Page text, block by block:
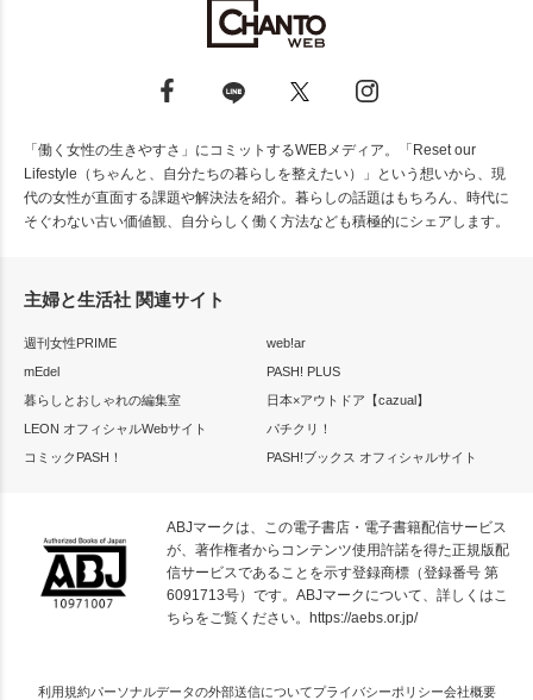
「働く女性の生きやすさ」にコミットするWEBメディア。「Reset our
Lifestyle（ちゃんと、自分たちの暮らしを整えたい）」という想いから、現
代の女性が直面する課題や解決法を紹介。暮らしの話題はもちろん、時代に
そぐわない古い価値観、自分らしく働く方法なども積極的にシェアします。
主婦と生活社 関連サイト
週刊女性PRIME
web!ar
mEdel
PASH! PLUS
暮らしとおしゃれの編集室
日本×アウトドア【cazual】
LEON オフィシャルWebサイト
パチクリ！
コミックPASH！
PASH!ブックス オフィシャルサイト
ABJマークは、この電子書店・電子書籍配信サービス
が、著作権者からコンテンツ使用許諾を得た正規版配
信サービスであることを示す登録商標（登録番号 第
6091713号）です。ABJマークについて、詳しくはこ
ちらをご覧ください。
https://aebs.or.jp/
利用規約パーソナルデータの外部送信についてプライバシーポリシー会社概要